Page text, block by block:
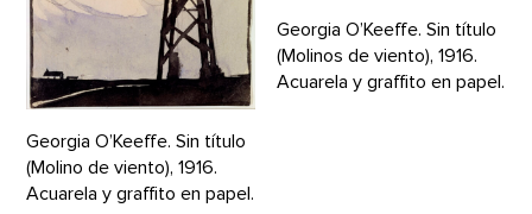
Georgia O’Keeffe. Sin título
(Molino de viento), 1916.
Acuarela y graffito en papel.
Georgia O’Keeffe. Sin título
(Molinos de viento), 1916.
Acuarela y graffito en papel.